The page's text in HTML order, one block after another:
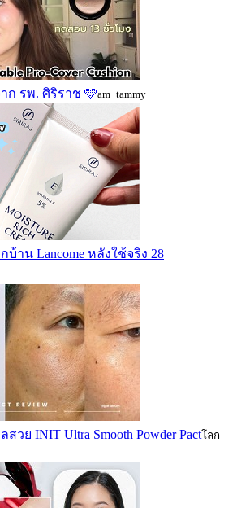
าก รพ. ศิริราช 🩵am_tammy
าน Lancome หลังใช้จริง 28
วย INIT Ultra Smooth Powder Pactโลก